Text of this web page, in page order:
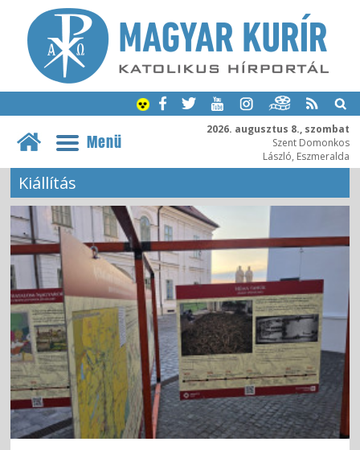
2026. augusztus 8., szombat
Szent Domonkos
László, Eszmeralda
Menü
Kiállítás